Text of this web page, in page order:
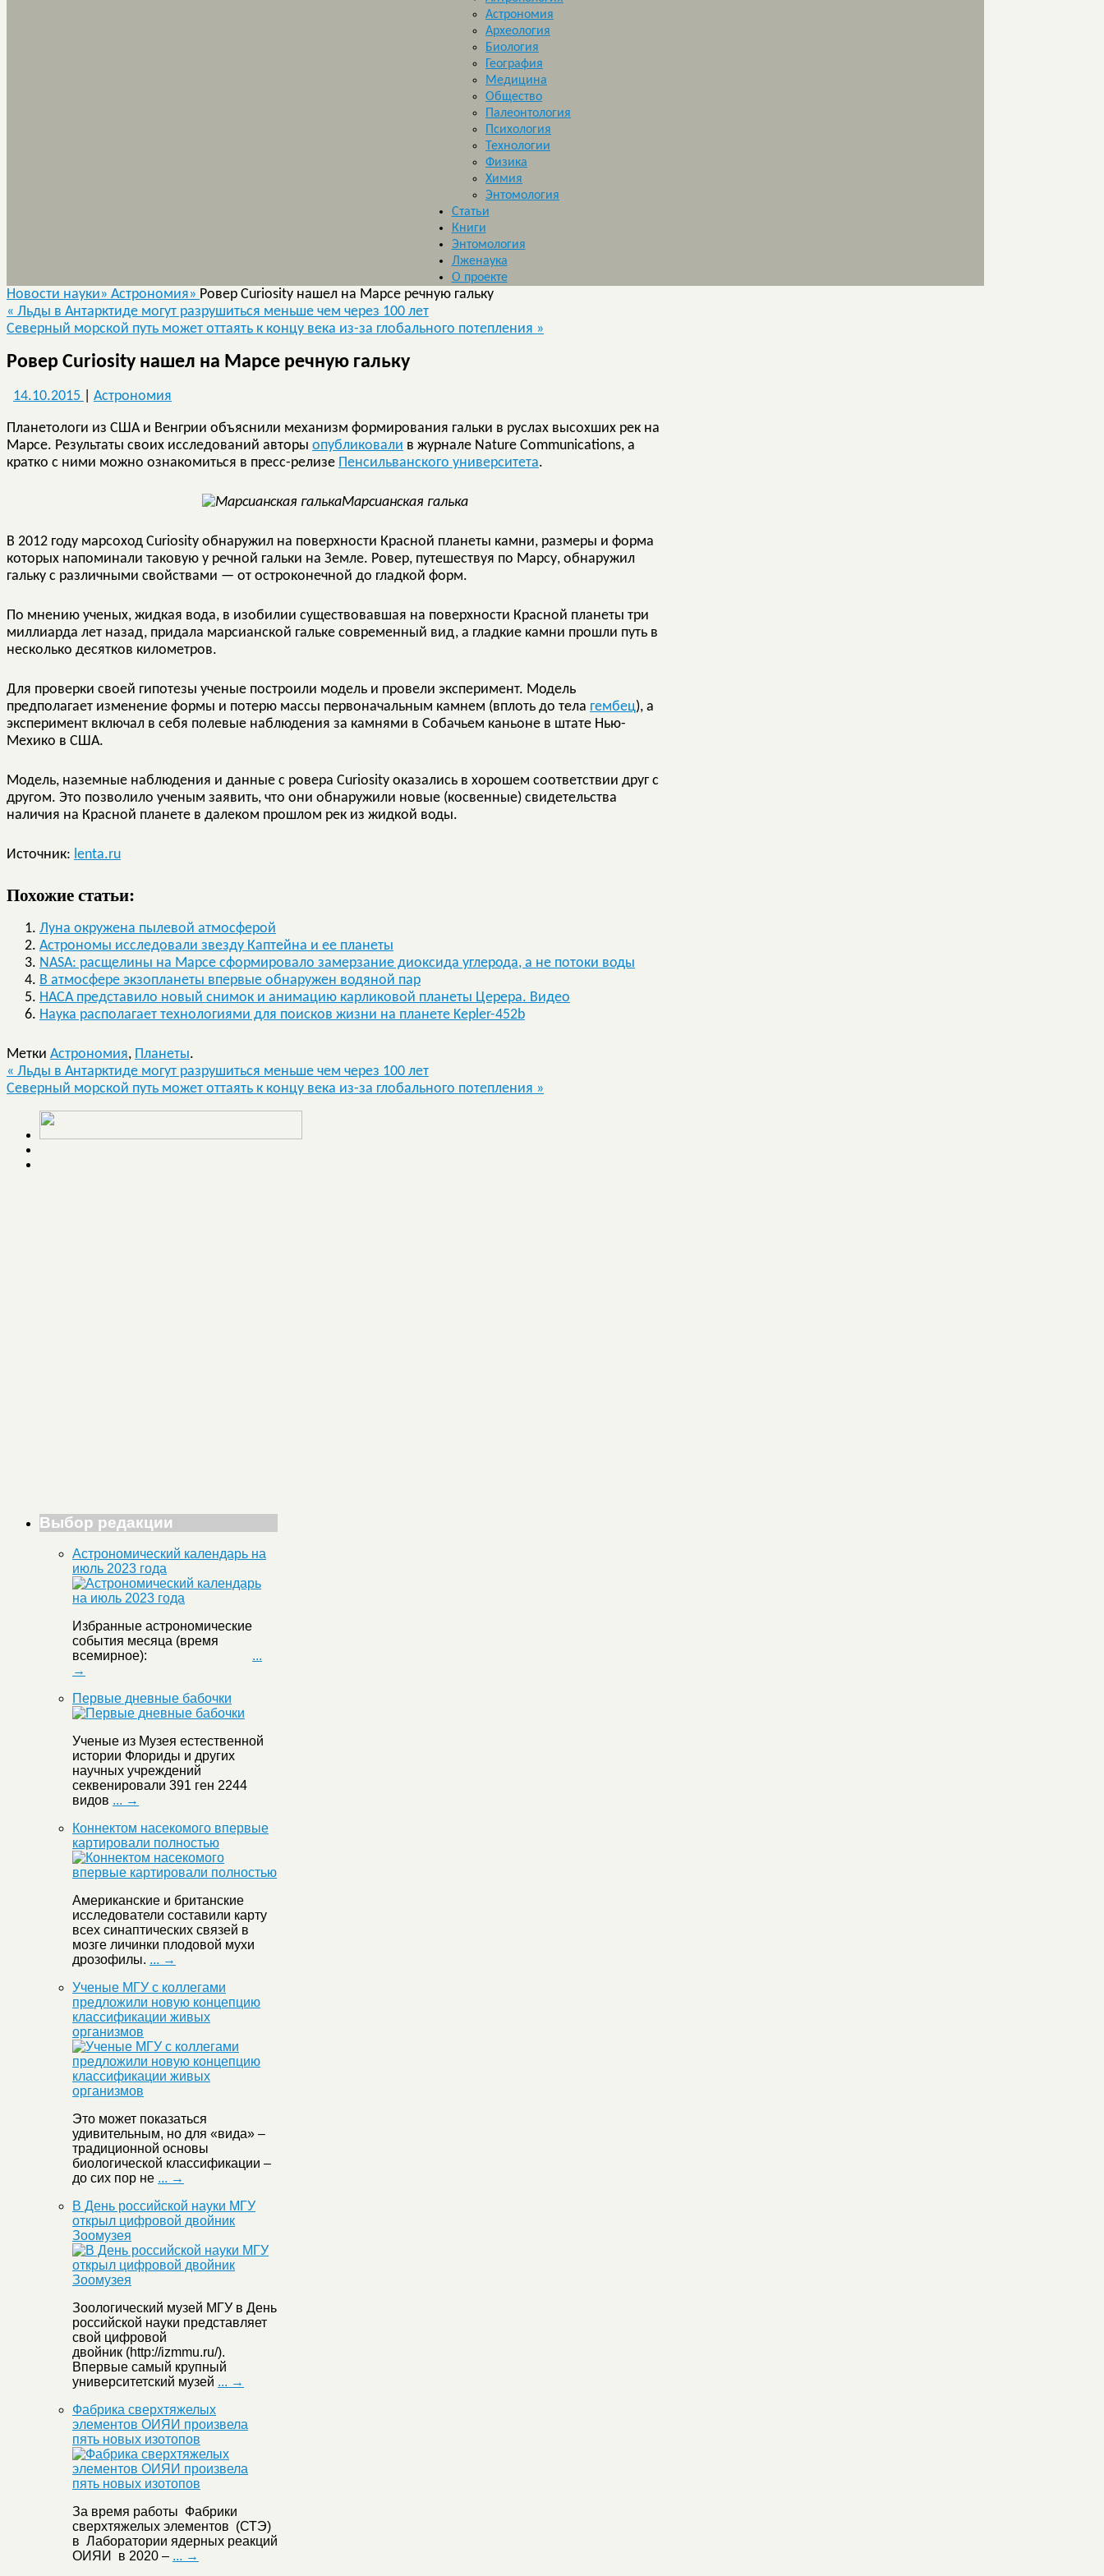
Астрономия
Археология
Биология
География
Медицина
Общество
Палеонтология
Психология
Технологии
Физика
Химия
Энтомология
Статьи
Книги
Энтомология
Лженаука
О проекте
Новости науки» Астрономия» Ровер Curiosity нашел на Марсе речную гальку
« Льды в Антарктиде могут разрушиться меньше чем через 100 лет
Северный морской путь может оттаять к концу века из-за глобального потепления »
Ровер Curiosity нашел на Марсе речную гальку
14.10.2015 Астрономия
Планетологи из США и Венгрии объяснили механизм формирования гальки в руслах высохших рек на
Марсе. Результаты своих исследований авторы опубликовали в журнале Nature Communications, а
кратко с ними можно ознакомиться в пресс-релизе Пенсильванского университета.
Марсианская галька
В 2012 году марсоход Curiosity обнаружил на поверхности Красной планеты камни, размеры и форма
которых напоминали таковую у речной гальки на Земле. Ровер, путешествуя по Марсу, обнаружил
гальку с различными свойствами — от остроконечной до гладкой форм.
По мнению ученых, жидкая вода, в изобилии существовавшая на поверхности Красной планеты три
миллиарда лет назад, придала марсианской гальке современный вид, а гладкие камни прошли путь в
несколько десятков километров.
Для проверки своей гипотезы ученые построили модель и провели эксперимент. Модель
предполагает изменение формы и потерю массы первоначальным камнем (вплоть до тела гембец), а
эксперимент включал в себя полевые наблюдения за камнями в Собачьем каньоне в штате Нью-
Мехико в США.
Модель, наземные наблюдения и данные с ровера Curiosity оказались в хорошем соответствии друг с
другом. Это позволило ученым заявить, что они обнаружили новые (косвенные) свидетельства
наличия на Красной планете в далеком прошлом рек из жидкой воды.
Источник: lenta.ru
Похожие статьи:
Луна окружена пылевой атмосферой
Астрономы исследовали звезду Каптейна и ее планеты
NASA: расщелины на Марсе сформировало замерзание диоксида углерода, а не потоки воды
В атмосфере экзопланеты впервые обнаружен водяной пар
НАСА представило новый снимок и анимацию карликовой планеты Церера. Видео
Наука располагает технологиями для поисков жизни на планете Kepler-452b
Метки Астрономия, Планеты.
« Льды в Антарктиде могут разрушиться меньше чем через 100 лет
Северный морской путь может оттаять к концу века из-за глобального потепления »
Выбор редакции
Астрономический календарь на
июль 2023 года
Избранные астрономические
события месяца (время
всемирное): ...
→
Первые дневные бабочки
Ученые из Музея естественной
истории Флориды и других
научных учреждений
секвенировали 391 ген 2244
видов ... →
Коннектом насекомого впервые
картировали полностью
Американские и британские
исследователи составили карту
всех синаптических связей в
мозге личинки плодовой мухи
дрозофилы. ... →
Ученые МГУ с коллегами
предложили новую концепцию
классификации живых
организмов
Это может показаться
удивительным, но для «вида» –
традиционной основы
биологической классификации –
до сих пор не ... →
В День российской науки МГУ
открыл цифровой двойник
Зоомузея
Зоологический музей МГУ в День
российской науки представляет
свой цифровой
двойник (http://izmmu.ru/).
Впервые самый крупный
университетский музей ... →
Фабрика сверхтяжелых
элементов ОИЯИ произвела
пять новых изотопов
За время работы Фабрики
сверхтяжелых элементов (СТЭ)
в Лаборатории ядерных реакций
ОИЯИ в 2020 – ... →